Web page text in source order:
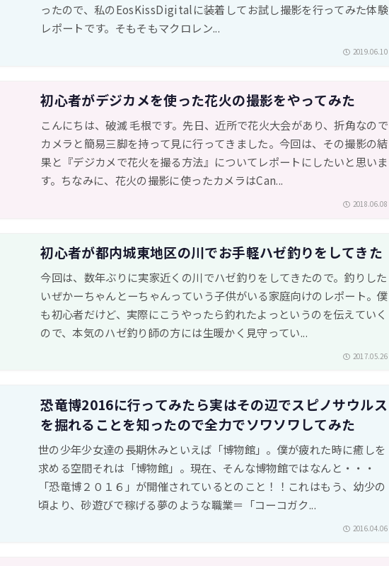
ったので、私のEosKissDigitalに装着してお試し撮影を行ってみた体験
レポートです。そもそもマクロレン...
2019.06.10
初心者がデジカメを使った花火の撮影をやってみた
こんにちは、破滅 毛根です。先日、近所で花火大会があり、折角なので
カメラと簡易三脚を持って見に行ってきました。今回は、その撮影の結
果と『デジカメで花火を撮る方法』についてレポートにしたいと思いま
す。ちなみに、花火の撮影に使ったカメラはCan...
2018.06.08
初心者が都内城東地区の川でお手軽ハゼ釣りをしてきた
今回は、数年ぶりに実家近くの川でハゼ釣りをしてきたので。釣りした
いぜかーちゃんとーちゃんっていう子供がいる家庭向けのレポート。僕
も初心者だけど、実際にこうやったら釣れたよっというのを伝えていく
ので、本気のハゼ釣り師の方には生暖かく見守ってい...
2017.05.26
恐竜博2016に行ってみたら実はその辺でスピノサウルス
を掘れることを知ったので全力でソワソワしてみた
世の少年少女達の長期休みといえば「博物館」。僕が疲れた時に癒しを
求める空間それは「博物館」。現在、そんな博物館ではなんと・・・
「恐竜博２０１６」が開催されているとのこと！！これはもう、幼少の
頃より、砂遊びで稼げる夢のような職業＝「コーコガク...
2016.04.06